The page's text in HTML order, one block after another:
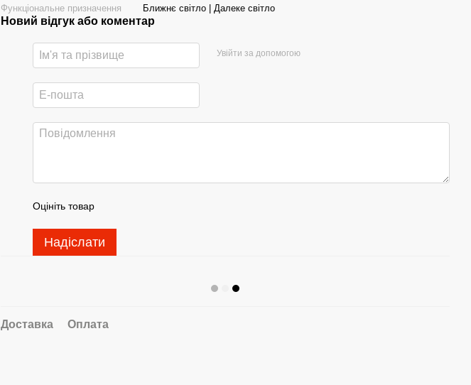
Функціональне призначення
Ближнє світло | Далеке світло
Новий відгук або коментар
Увійти за допомогою
Оцініть товар
Надіслати
Доставка Оплата